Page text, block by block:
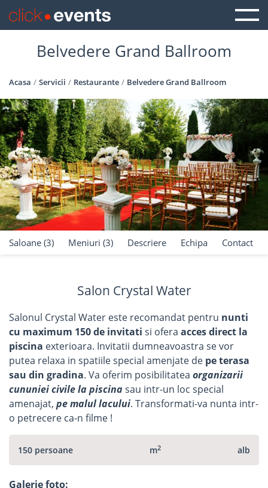
Belvedere Grand Ballroom
Acasa Servicii Restaurante Belvedere Grand Ballroom
Saloane (3) Meniuri (3) Descriere Echipa Contact
Salon Crystal Water
Salonul Crystal Water este recomandat pentru nunti
cu maximum 150 de invitati si ofera accesdirect la
piscina exterioara. Invitatii dumneavoastra se vor
putea relaxa in spatiile special amenjate de pe terasa
sau din gradina. Va oferim posibilitatea organizarii
cununiei civile la piscinasau intr-un loc special
amenajat, pe malul lacului. Transformati-va nunta intr-
o petrecere ca-n filme !
150 persoane m2 alb
Galerie foto: